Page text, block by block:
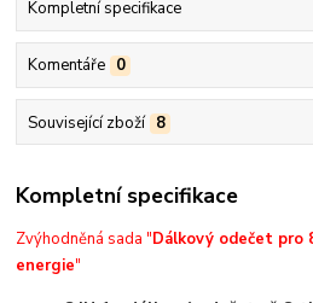
Kompletní specifikace
Komentáře 0
Související zboží 8
Kompletní specifikace
Zvýhodněná sada "Dálkový odečet pro
energie"